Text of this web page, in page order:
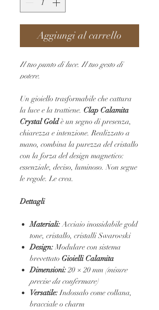
Aggiungi al carrello
Il tuo punto di luce. Il tuo gesto di
potere.
Un gioiello trasformabile che cattura
la luce e la trattiene. Clap Calamita
Crystal Goldè un segno di presenza,
chiarezza e intenzione. Realizzato a
mano, combina la purezza del cristallo
con la forza del design magnetico:
essenziale, deciso, luminoso. Non segue
le regole. Le crea.
Dettagli
Materiali:Acciaio inossidabile gold
tone, cristallo, cristalli Swarovski
Design:Modulare con sistema
brevettato Gioielli Calamita
Dimensioni:20 × 20 mm (misure
precise da confermare)
Versatile:Indossalo come collana,
bracciale o charm